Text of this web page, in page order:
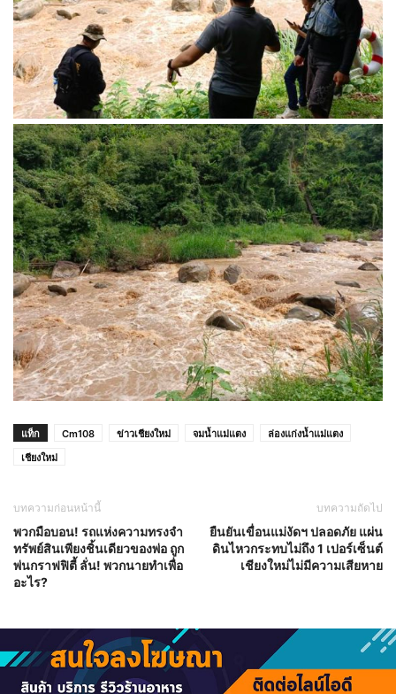
แท็ก Cm108 ข่าวเชียงใหม่ จมน้ำแม่แตง
ล่องแก่งน้ำแม่แตง
เชียงใหม่
บทความก่อนหน้านี้
พวกมือบอน! รถแห่งความทรงจำ
ทรัพย์สินเพียงชิ้นเดียวของพ่อ ถูก
พ่นกราฟฟิตี้ ลั่น! พวกนายทำเพื่อ
อะไร?
บทความถัดไป
ยืนยันเขื่อนแม่งัดฯ ปลอดภัย แผ่น
ดินไหวกระทบไม่ถึง 1 เปอร์เซ็นต์
เชียงใหม่ไม่มีความเสียหาย